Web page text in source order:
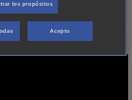
mejores series internacionales y
la emoción y el suspense.
los propósitos
Acepto